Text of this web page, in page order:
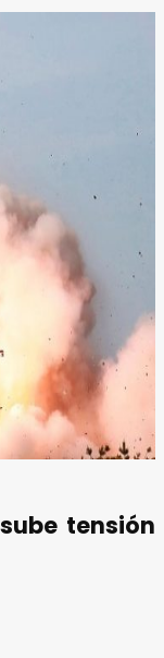
tensión